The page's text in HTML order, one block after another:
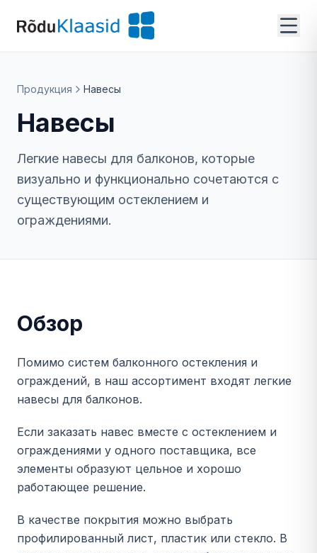
Продукция Навесы
Навесы
Легкие навесы для балконов, которые
визуально и функционально сочетаются с
существующим остеклением и
ограждениями.
Обзор
Помимо систем балконного остекления и
ограждений, в наш ассортимент входят легкие
навесы для балконов.
Если заказать навес вместе с остеклением и
ограждениями у одного поставщика, все
элементы образуют цельное и хорошо
работающее решение.
В качестве покрытия можно выбрать
профилированный лист, пластик или стекло. В